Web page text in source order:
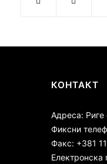
КОНТАКТ
Адреса:
Фиксни
Факс: +381
Електронска